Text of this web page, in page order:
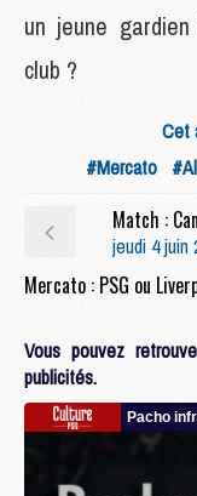
un jeune
club ?
Cet
#Mercato
jeudi 4 juin
Vous pouvez
publicités.